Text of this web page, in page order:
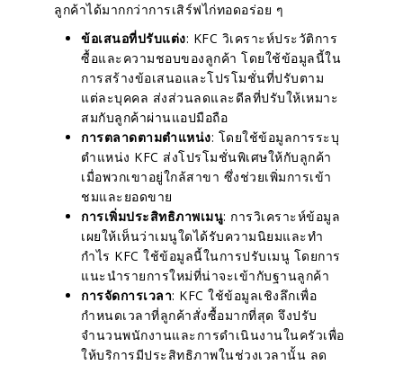
ลูกค้าได้มากกว่าการเสิร์ฟไก่ทอดอร่อย ๆ
ข้อเสนอที่ปรับแต่ง: KFC วิเคราะห์ประวัติการ
ซื้อและความชอบของลูกค้า โดยใช้ข้อมูลนี้ใน
การสร้างข้อเสนอและโปรโมชั่นที่ปรับตาม
แต่ละบุคคล ส่งส่วนลดและดีลที่ปรับให้เหมาะ
สมกับลูกค้าผ่านแอปมือถือ
การตลาดตามตำแหน่ง: โดยใช้ข้อมูลการระบุ
ตำแหน่ง KFC ส่งโปรโมชั่นพิเศษให้กับลูกค้า
เมื่อพวกเขาอยู่ใกล้สาขา ซึ่งช่วยเพิ่มการเข้า
ชมและยอดขาย
การเพิ่มประสิทธิภาพเมนู: การวิเคราะห์ข้อมูล
เผยให้เห็นว่าเมนูใดได้รับความนิยมและทำ
กำไร KFC ใช้ข้อมูลนี้ในการปรับเมนู โดยการ
แนะนำรายการใหม่ที่น่าจะเข้ากับฐานลูกค้า
การจัดการเวลา: KFC ใช้ข้อมูลเชิงลึกเพื่อ
กำหนดเวลาที่ลูกค้าสั่งซื้อมากที่สุด จึงปรับ
จำนวนพนักงานและการดำเนินงานในครัวเพื่อ
ให้บริการมีประสิทธิภาพในช่วงเวลานั้น ลด